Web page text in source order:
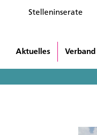
Stelleninserate
Aktuelles Verband